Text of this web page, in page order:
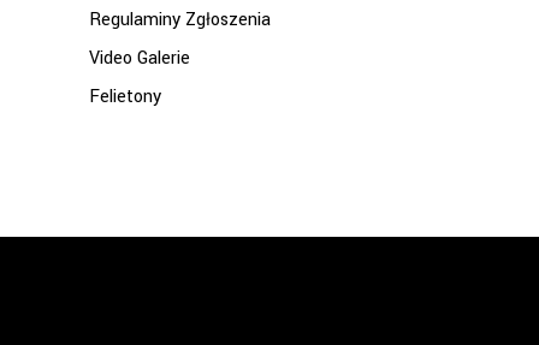
Regulaminy Zgłoszenia
Video Galerie
Felietony